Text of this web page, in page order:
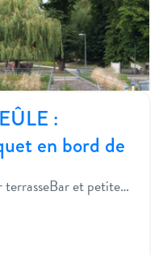
:
en bord de
et petite…